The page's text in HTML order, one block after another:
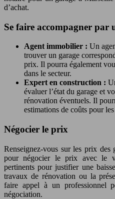
d’achat.
Se faire accompagner par
Agent immobilier : Un
trouver un garage
prix. Il pourra également
dans le secteur.
Expert en construction :
évaluer l’état du garage et
rénovation éventuels. Il
estimations de coûts pour
Négocier le prix
Renseignez-vous sur les prix des
pour négocier le prix avec le
pertinents pour justifier une
travaux de rénovation ou la
faire appel à un professionnel
négociation.